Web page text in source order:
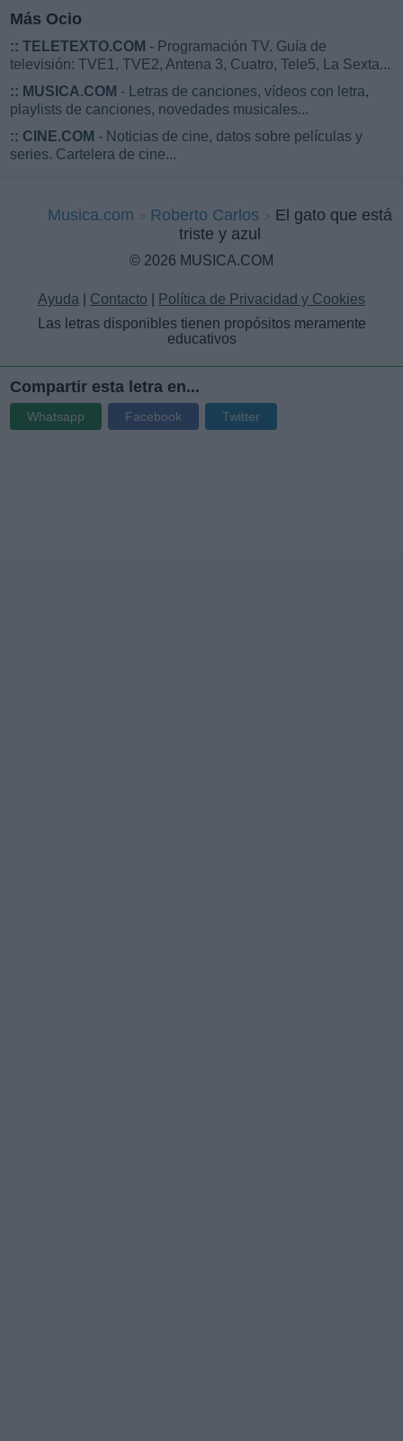
Más Ocio
:: TELETEXTO.COM - Programación TV. Guía de
televisión: TVE1, TVE2, Antena 3, Cuatro, Tele5, La Sexta...
:: MUSICA.COM - Letras de canciones, vídeos con letra,
playlists de canciones, novedades musicales...
:: CINE.COM - Noticias de cine, datos sobre películas y
series. Cartelera de cine...
Musica.com Roberto Carlos
El gato que está
triste y azul
© 2026 MUSICA.COM
Ayuda Contacto
Política de Privacidad y Cookies
Las letras disponibles tienen propósitos meramente
educativos
Compartir esta letra en...
Whatsapp Facebook Twitter